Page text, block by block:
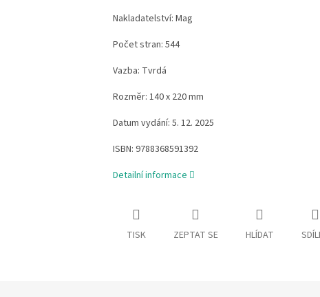
Nakladatelství: Mag
Počet stran: 544
Vazba: Tvrdá
Rozměr: 140 x 220 mm
Datum vydání: 5. 12. 2025
ISBN: 9788368591392
Detailní informace
TISK ZEPTAT SE HLÍDAT